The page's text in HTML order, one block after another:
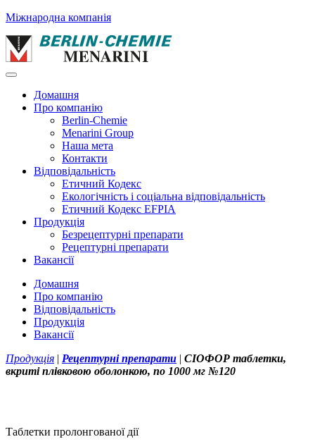
Міжнародна компанія
Домашня
Про компанію
Berlin-Chemie
Menarini Group
Наша мета
Контакти
Відповідальність
Етичний Кодекс
Екологічність і соціальна відповідальність
Етичний Кодекс EFPIA
Продукція
Безрецептурні препарати
Рецептурні препарати
Вакансії
Домашня
Про компанію
Відповідальність
Продукція
Вакансії
Продукція | Рецептурні препарати | СІОФОР таблетки,
вкриті плівковою оболонкою, по 1000 мг №120
Таблетки пролонгованої дії